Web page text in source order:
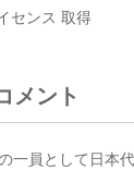
センス 取得
メント
一員として日本